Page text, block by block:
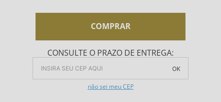
COMPRAR
CONSULTE O PRAZO DE ENTREGA:
OK
não sei meu CEP